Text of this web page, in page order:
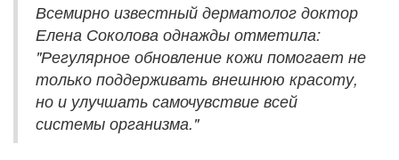
Всемирно известный дерматолог доктор
Елена Соколова однажды отметила:
"Регулярное обновление кожи помогает не
только поддерживать внешнюю красоту,
но и улучшать самочувствие всей
системы организма."